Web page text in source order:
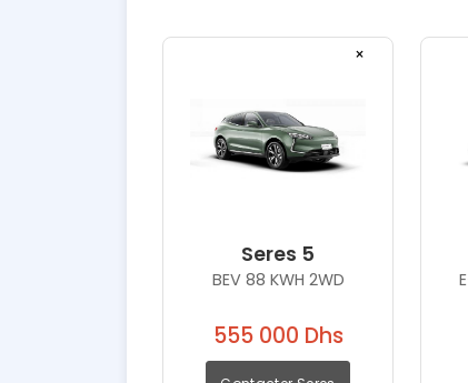
×
Seres 5
BEV 88 KWH 2WD
555 000 Dhs